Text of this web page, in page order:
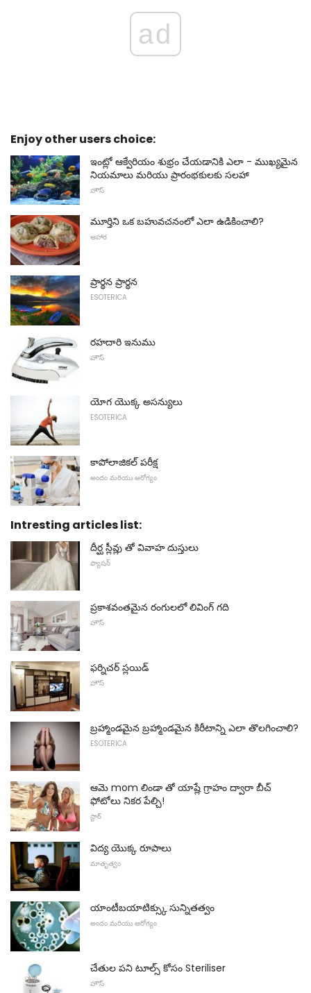
ad
Enjoy other users choice:
ఇంట్లో ఆక్వేరియం శుభ్రం చేయడానికి ఎలా - ముఖ్యమైన
నియమాలు మరియు ప్రారంభకులకు సలహా
హౌస్
మూర్తిని ఒక బహువచనంలో ఎలా ఉడికించాలి?
ఆహార
ప్రార్థన ప్రార్థన
ESOTERICA
రహదారి ఇనుము
హౌస్
యోగ యొక్క అసన్యులు
ESOTERICA
కాపోలాజికల్ పరీక్ష
అందం మరియు ఆరోగ్యం
Intresting articles list:
దీర్ఘ స్లీవ్లు తో వివాహ దుస్తులు
ఫ్యాషన్
ప్రకాశవంతమైన రంగులలో లివింగ్ గది
హౌస్
ఫర్నిచర్ స్లయిడ్
హౌస్
బ్రహ్మాండమైన బ్రహ్మాండమైన కిరీటాన్ని ఎలా తొలగించాలి?
ESOTERICA
ఆమె mom లిండా తో యాష్లే గ్రాహం ద్వారా బీచ్
ఫోటోలు నికర పేల్చి!
స్టార్
విద్య యొక్క రూపాలు
మాతృత్వం
యాంటీబయాటిక్స్కు సున్నితత్వం
అందం మరియు ఆరోగ్యం
చేతుల పని టూల్స్ కోసం Steriliser
హౌస్